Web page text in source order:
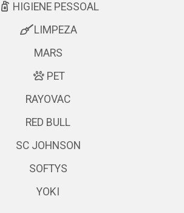
HIGIENE PESSOAL
LIMPEZA
MARS
PET
RAYOVAC
RED BULL
SC JOHNSON
SOFTYS
YOKI